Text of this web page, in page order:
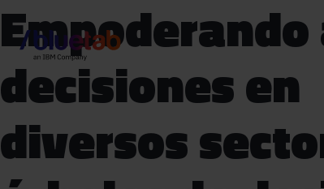
Empoderando
decisiones en
diversos